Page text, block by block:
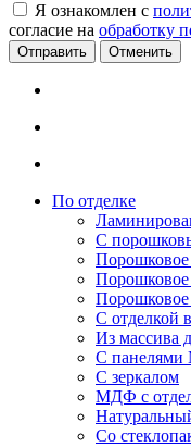
Я ознакомлен с
согласие на обработку
Отменить
По отделке
С
Порошковое
Порошковое
С отделкой
Из массива
С
С зеркалом
МДФ с
Со